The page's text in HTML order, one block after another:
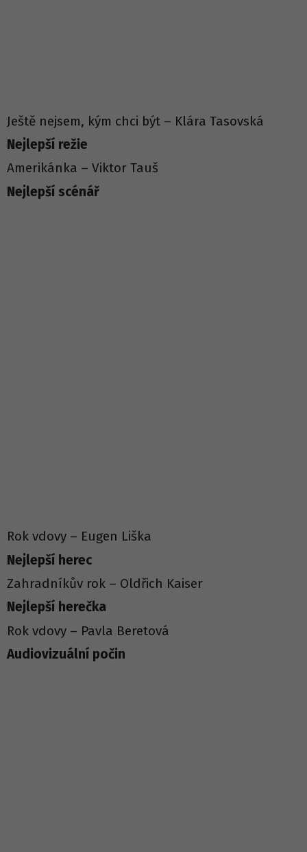
Ještě nejsem, kým chci být – Klára Tasovská
Nejlepší režie
Amerikánka – Viktor Tauš
Nejlepší scénář
Rok vdovy – Eugen Liška
Nejlepší herec
Zahradníkův rok – Oldřich Kaiser
Nejlepší herečka
Rok vdovy – Pavla Beretová
Audiovizuální počin